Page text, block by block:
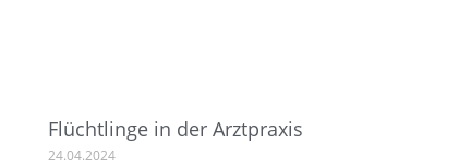
Flüchtlinge in der Arztpraxis
24.04.2024